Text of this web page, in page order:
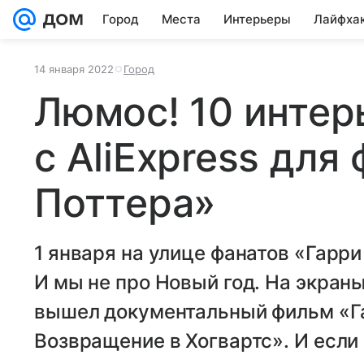
Город Места Интерьеры
14 января 2022 Город
Люмос! 10
с AliExpress для
Поттера»
1 января на улице фанатов
И мы не про Новый год. На экраны
вышел документальный фильм
Возвращение в Хогвартс». И